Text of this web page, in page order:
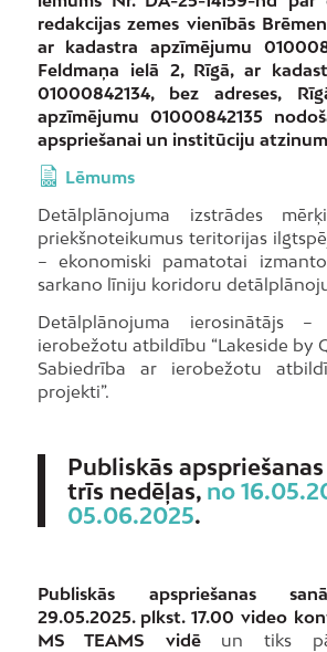
redakcijas zemes vienībās
ar kadastra apzīmējumu
Feldmaņa ielā 2, Rīgā, ar
01000842134, bez adreses,
apzīmējumu 01000842135
apspriešanai un institūciju
Lēmums
Detālplānojuma izstrādes
priekšnoteikumus teritorijas
– ekonomiski pamatotai
sarkano līniju koridoru
Detālplānojuma ierosinātājs
ierobežotu atbildību “Lakeside by
Sabiedrība ar ierobežotu
projekti”.
Publiskās
trīs nedēļas, no
05.06.2025.
Publiskās apspriešanas
29.05.2025. plkst. 17.00 video
MS TEAMS vidēun tiks